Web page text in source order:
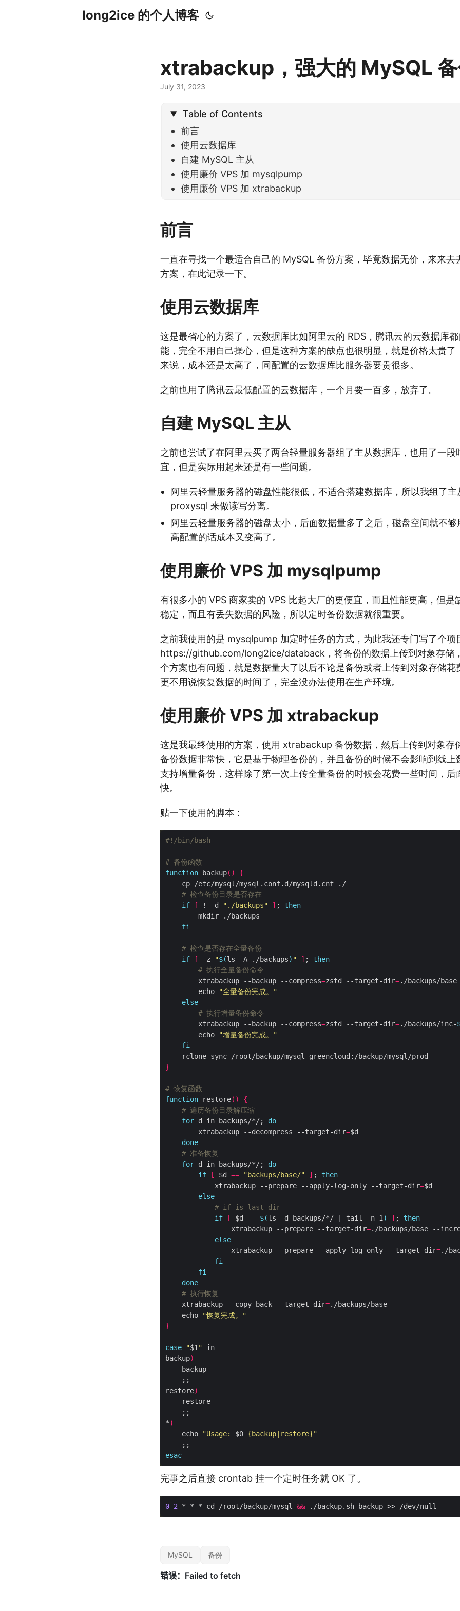
long2ice 的个人博客
xtrabackup，强大的 MySQL
July 31, 2023
Table of Contents
前言
使用云数据库
自建 MySQL 主从
使用廉价 VPS 加 mysqlpump
使用廉价 VPS 加 xtrabackup
前言
一直在寻找一个最适合自己的 MySQL 备份方案，毕竟数据无价，来来去
方案，在此记录一下。
使用云数据库
这是最省心的方案了，云数据库比如阿里云的 RDS，腾讯云的云数据库
能，完全不用自己操心，但是这种方案的缺点也很明显，就是价格太贵了
来说，成本还是太高了，同配置的云数据库比服务器要贵很多。
之前也用了腾讯云最低配置的云数据库，一个月要一百多，放弃了。
自建 MySQL 主从
之前也尝试了在阿里云买了两台轻量服务器组了主从数据库，也用了一段
宜，但是实际用起来还是有一些问题。
阿里云轻量服务器的磁盘性能很低，不适合搭建数据库，所以我组了主
proxysql 来做读写分离。
阿里云轻量服务器的磁盘太小，后面数据量多了之后，磁盘空间就不够
高配置的话成本又变高了。
使用廉价 VPS 加 mysqlpump
有很多小的 VPS 商家卖的 VPS 比起大厂的更便宜，而且性能更高，但是
稳定，而且有丢失数据的风险，所以定时备份数据就很重要。
之前我使用的是 mysqlpump 加定时任务的方式，为此我还专门写了个项
https://github.com/long2ice/databack ，将备份的数据上传到对象存储
个方案也有问题，就是数据量大了以后不论是备份或者上传到对象存储花
更不用说恢复数据的时间了，完全没办法使用在生产环境。
使用廉价 VPS 加 xtrabackup
这是我最终使用的方案，使用 xtrabackup 备份数据，然后上传到对象
备份数据非常快，它是基于物理备份的，并且备份的时候不会影响到线上
支持增量备份，这样除了第一次上传全量备份的时候会花费一些时间，后
快。
贴一下使用的脚本：
# 备份函数
function backup()
{
# 检查备份目录是否存在
if
[ ! -d "./backups" ] ; then
fi
# 检查是否存在全量备份
if
[ -z "$(ls -A ./backups) " ] ; then
# 执行全量备份命令
        xtrabackup --backup --compress
=zstd --target-dir=
        echo
"全量备份完成。"
else
# 执行增量备份命令
        xtrabackup --backup --compress
=zstd --target-dir=./backups/inc-
        echo
"增量备份完成。"
fi
}
# 恢复函数
function restore()
{
# 遍历备份目录解压缩
for d in backups/*/; do
        xtrabackup --decompress --target-dir
=
done
# 准备恢复
for d in backups/*/; do
if
[ $d == "backups/base/" ] ; then
            xtrabackup --prepare --apply-log-only --target-dir
=
else
# if is last dir
if
[ $d == $(ls -d backups/*/ | tail -n 1) ] ; then
                xtrabackup --prepare --target-dir
=./backups/base --
else
                xtrabackup --prepare --apply-log-only --target-dir
=./
fi
fi
done
# 执行恢复
    xtrabackup --copy-back --target-dir
=
    echo
"恢复完成。"
}
case "$1"
backup)
restore)
*)
    echo
"Usage: $0 {backup|restore}"
esac
完事之后直接 crontab 挂一个定时任务就 OK 了。
0 2 * * * cd /root/backup/mysql &&
MySQL 备份